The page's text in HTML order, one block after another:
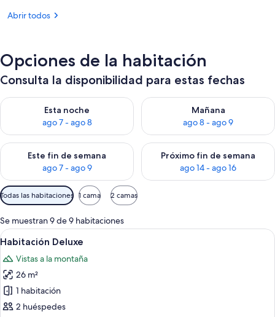
Abrir todos
Opciones de la habitación
Consulta la disponibilidad para estas fechas
Esta noche
ago 7 - ago 8
Consulta la disponibilidad para esta noche, ago 7 - ago 8
Mañana
ago 8 - ago 9
Consulta la disponibilidad
Este fin de semana
ago 7 - ago 9
Consulta la disponibilidad para este fin de semana, ago 7 -
Próximo fin de semana
ago 14 - ago 16
Consulta la disponibilidad
Filtros
disponibles
para
las
habitaciones
Todas las habitaciones 1 cama 2 camas
Se muestran 9 de 9 habitaciones
Abrir
todas
las
fotos
de
Habitación
Un dormitorio moderno con una
5
Habitación Deluxe
Vistas a la montaña
26 m²
1 habitación
2 huéspedes